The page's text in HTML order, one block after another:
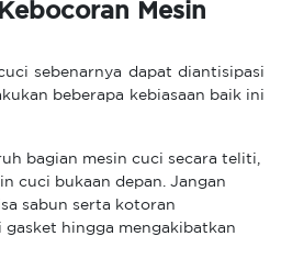
Mesin
sebenarnya dapat diantisipasi
beberapa kebiasaan baik ini
bagian mesin cuci secara teliti,
cuci bukaan depan. Jangan
sabun serta kotoran
gasket hingga mengakibatkan